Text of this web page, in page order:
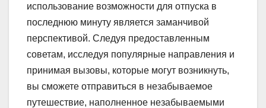
использование возможности для отпуска в
последнюю минуту является заманчивой
перспективой. Следуя предоставленным
советам, исследуя популярные направления и
принимая вызовы, которые могут возникнуть,
вы сможете отправиться в незабываемое
путешествие, наполненное незабываемыми